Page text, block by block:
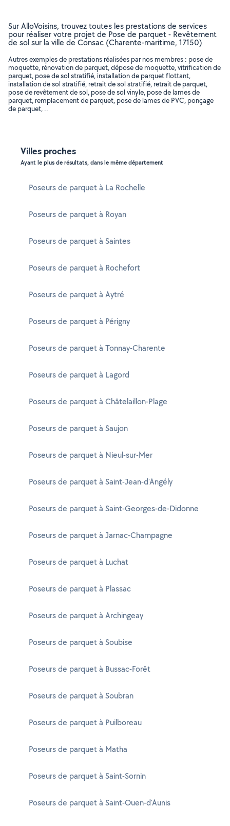
Sur AlloVoisins, trouvez toutes les prestations de services
pour réaliser votre projet de Pose de parquet - Revêtement
de sol sur la ville de Consac (Charente-maritime, 17150)
Autres exemples de prestations réalisées par nos membres : pose de
moquette, rénovation de parquet, dépose de moquette, vitrification de
parquet, pose de sol stratifié, installation de parquet flottant,
installation de sol stratifié, retrait de sol stratifié, retrait de parquet,
pose de revêtement de sol, pose de sol vinyle, pose de lames de
parquet, remplacement de parquet, pose de lames de PVC, ponçage
de parquet, ..
Villes proches
Ayant le plus de résultats, dans le même département
Poseurs de parquet à La Rochelle
Poseurs de parquet à Royan
Poseurs de parquet à Saintes
Poseurs de parquet à Rochefort
Poseurs de parquet à Aytré
Poseurs de parquet à Périgny
Poseurs de parquet à Tonnay-Charente
Poseurs de parquet à Lagord
Poseurs de parquet à Châtelaillon-Plage
Poseurs de parquet à Saujon
Poseurs de parquet à Nieul-sur-Mer
Poseurs de parquet à Saint-Jean-d'Angély
Poseurs de parquet à Saint-Georges-de-Didonne
Poseurs de parquet à Jarnac-Champagne
Poseurs de parquet à Luchat
Poseurs de parquet à Plassac
Poseurs de parquet à Archingeay
Poseurs de parquet à Soubise
Poseurs de parquet à Bussac-Forêt
Poseurs de parquet à Soubran
Poseurs de parquet à Puilboreau
Poseurs de parquet à Matha
Poseurs de parquet à Saint-Sornin
Poseurs de parquet à Saint-Ouen-d'Aunis